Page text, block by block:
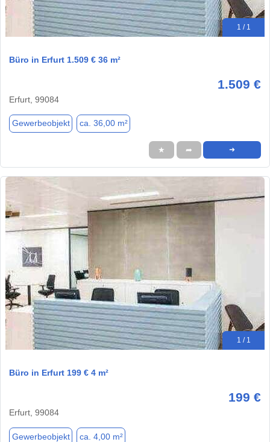
1 / 1
Büro in Erfurt 1.509 € 36 m²
1.509 €
Erfurt, 99084
Gewerbeobjekt ca. 36,00 m²
★ ➦ ➜
1 / 1
Büro in Erfurt 199 € 4 m²
199 €
Erfurt, 99084
Gewerbeobjekt ca. 4,00 m²